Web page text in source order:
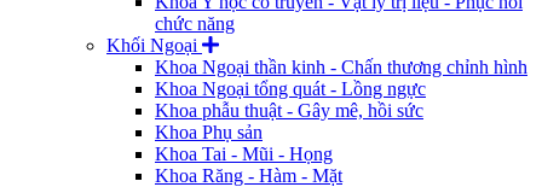
chức năng
Khối Ngoại
Khoa Ngoại thần kinh - Chấn thương chỉnh hình
Khoa Ngoại tổng quát - Lồng ngực
Khoa phẫu thuật - Gây mê, hồi sức
Khoa Phụ sản
Khoa Tai - Mũi - Họng
Khoa Răng - Hàm - Mặt